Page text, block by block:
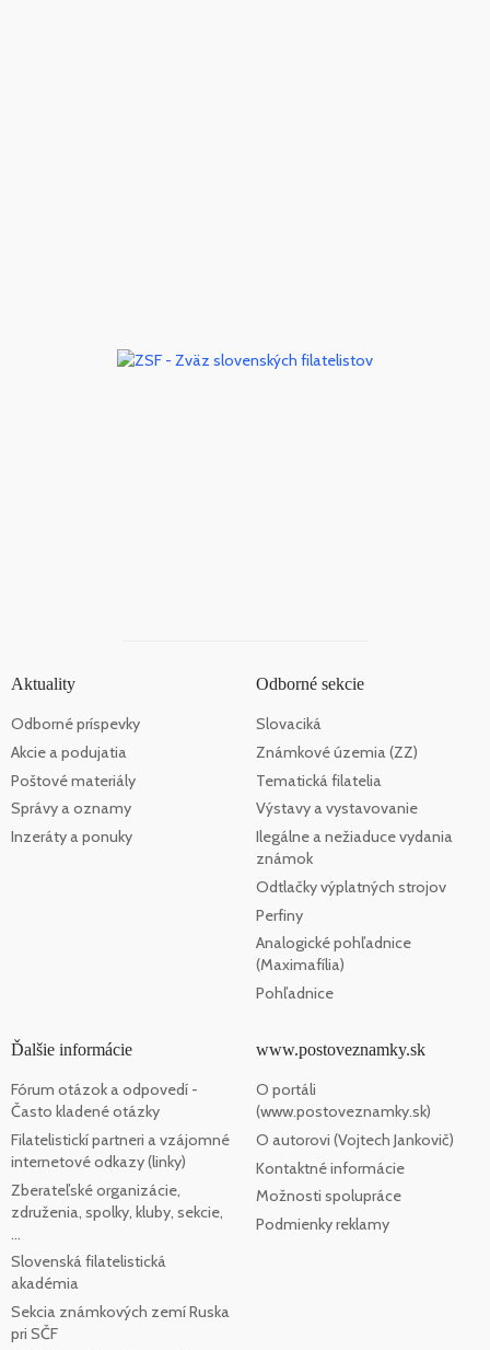
Aktuality
Odborné príspevky
Akcie a podujatia
Poštové materiály
Správy a oznamy
Inzeráty a ponuky
Odborné sekcie
Slovaciká
Známkové územia (ZZ)
Tematická filatelia
Výstavy a vystavovanie
Ilegálne a nežiaduce vydania
známok
Odtlačky výplatných strojov
Perfiny
Analogické pohľadnice
(Maximafília)
Pohľadnice
Ďalšie informácie
Fórum otázok a odpovedí -
Často kladené otázky
Filatelistickí partneri a vzájomné
internetové odkazy (linky)
Zberateľské organizácie,
združenia, spolky, kluby, sekcie,
...
Slovenská filatelistická
akadémia
Sekcia známkových zemí Ruska
pri SČF
www.postoveznamky.sk
O portáli
(www.postoveznamky.sk)
O autorovi (Vojtech Jankovič)
Kontaktné informácie
Možnosti spolupráce
Podmienky reklamy